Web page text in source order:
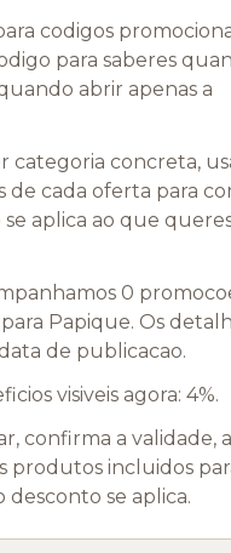
codigos
para saberes
abrir apenas a
categoria concreta,
de cada oferta para
se aplica ao que
0
Papique. Os
de publicacao.
visiveis agora: 4%.
confirma a validade,
produtos incluidos
se aplica.